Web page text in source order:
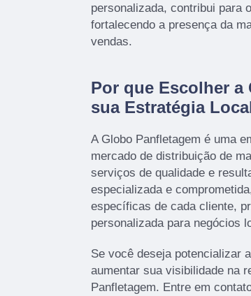
personalizada, contribui para
fortalecendo a presença da
vendas.
Por que Escolher a
sua Estratégia
A Globo Panfletagem é uma
mercado de distribuição de
serviços de qualidade e
especializada e
específicas de cada cliente,
personalizada para negócios
Se você deseja potencializar
aumentar sua visibilidade na
Panfletagem. Entre em